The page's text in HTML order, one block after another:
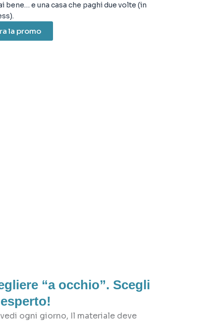
bene… e una casa che paghi due volte (in
la promo
“a occhio”. Scegli
ogni giorno, Il materiale deve